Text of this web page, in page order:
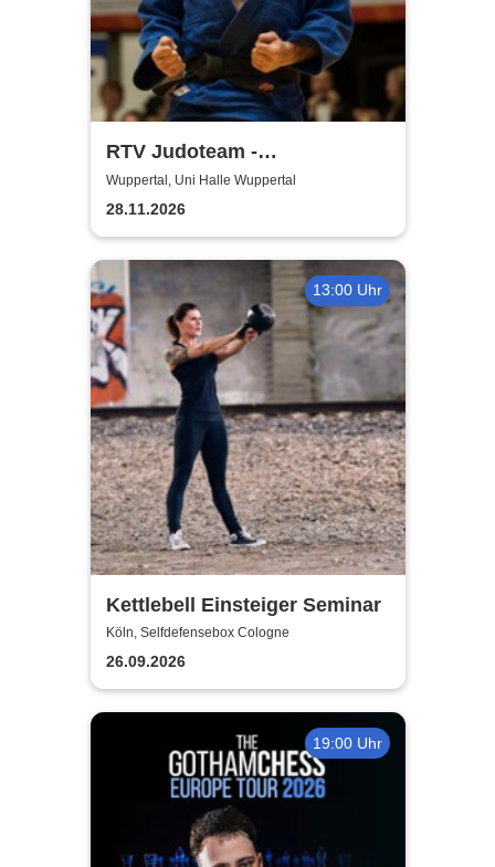
RTV Judoteam -
Bundesligafinale der Frauen
& Männer
Wuppertal, Uni Halle Wuppertal
28.11.2026
13:00 Uhr
Kettlebell Einsteiger Seminar
Köln, Selfdefensebox Cologne
26.09.2026
19:00 Uhr